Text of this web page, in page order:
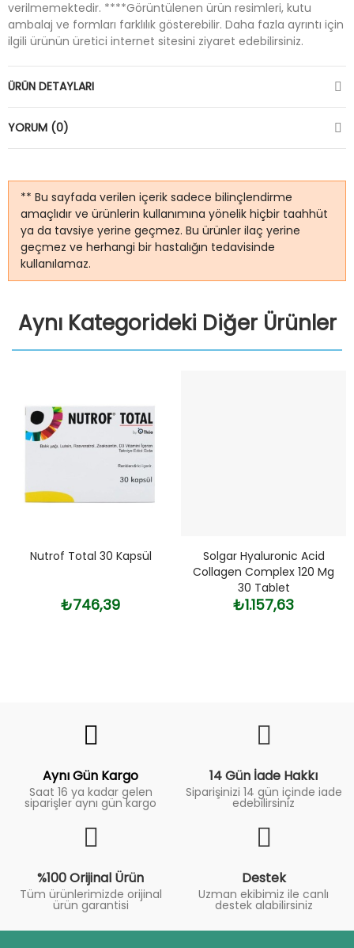
verilmemektedir. ****Görüntülenen ürün resimleri, kutu
ambalaj ve formları farklılık gösterebilir. Daha fazla ayrıntı için
ilgili ürünün üretici internet sitesini ziyaret edebilirsiniz.
ÜRÜN DETAYLARI
YORUM (0)
** Bu sayfada verilen içerik sadece bilinçlendirme
amaçlıdır ve ürünlerin kullanımına yönelik hiçbir taahhüt
ya da tavsiye yerine geçmez. Bu ürünler ilaç yerine
geçmez ve herhangi bir hastalığın tedavisinde
kullanılamaz.
Aynı Kategorideki Diğer Ürünler
Nutrof Total 30 Kapsül
₺746,39
Solgar Hyaluronic Acid
Collagen Complex 120 Mg
30 Tablet
₺1.157,63
Aynı Gün Kargo
Saat 16 ya kadar gelen
siparişler aynı gün kargo
14 Gün İade Hakkı
Siparişinizi 14 gün içinde iade
edebilirsiniz
%100 Orijinal Ürün
Tüm ürünlerimizde orijinal
ürün garantisi
Destek
Uzman ekibimiz ile canlı
destek alabilirsiniz